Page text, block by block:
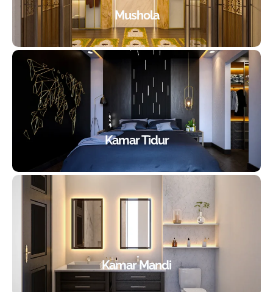
Mushola
Kamar Tidur
Kamar Mandi